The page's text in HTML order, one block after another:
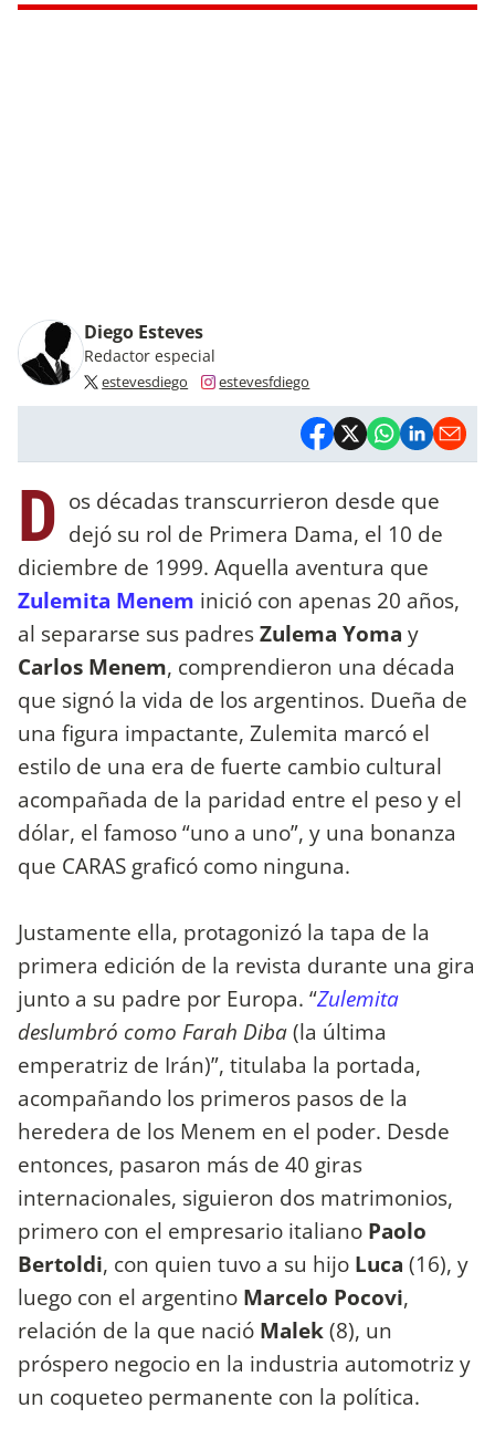
Diego Esteves
Redactor especial
estevesdiego estevesfdiego
D os décadas transcurrieron desde que
dejó su rol de Primera Dama, el 10 de
diciembre de 1999. Aquella aventura que
Zulemita Menem inició con apenas 20 años,
al separarse sus padresZulema Yoma y
Carlos Menem, comprendieron una década
que signó la vida de los argentinos. Dueña de
una figura impactante, Zulemita marcó el
estilo de una era de fuerte cambio cultural
acompañada de la paridad entre el peso y el
dólar, el famoso “uno a uno”, y una bonanza
que CARAS graficó como ninguna.
Justamente ella, protagonizó la tapa de la
primera edición de la revista durante una gira
junto a su padre por Europa. “Zulemita
deslumbró como Farah Diba(la última
emperatriz de Irán)”, titulaba la portada,
acompañando los primeros pasos de la
heredera de los Menem en el poder. Desde
entonces, pasaron más de 40 giras
internacionales, siguieron dos matrimonios,
primero con el empresario italiano Paolo
Bertoldi, con quien tuvo a su hijo Luca (16), y
luego con el argentino Marcelo Pocovi,
relación de la que nació Malek(8), un
próspero negocio en la industria automotriz y
un coqueteo permanente con la política.